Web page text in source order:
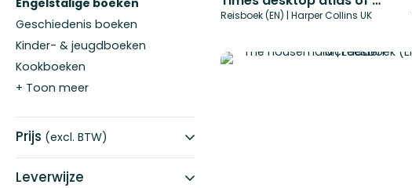
Reisboek (EN) | Harper Collins UK
Engelstalige boeken
Geschiedenis boeken
Kinder- & jeugdboeken
Kookboeken
+ Toon meer
Prijs (excl. BTW)
Leverwijze